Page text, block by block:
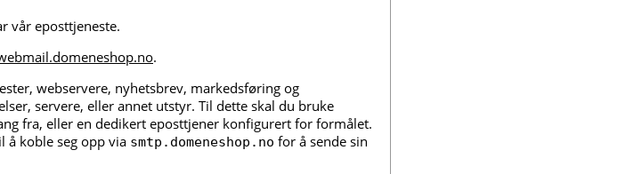
vår eposttjeneste.
.
webservere, nyhetsbrev, markedsføring og
servere, eller annet utstyr. Til dette skal du bruke
fra, eller en dedikert eposttjener konfigurert for formålet.
å koble seg opp via smtp.domeneshop.no for å sende sin